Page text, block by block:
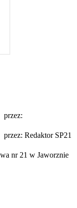
przez:
przez: Redaktor SP21
nr 21 w Jaworznie